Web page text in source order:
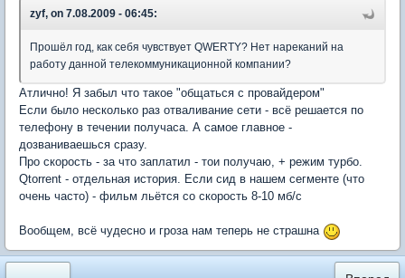
zyf, on 7.08.2009 - 06:45:
Прошёл год, как себя чувствует QWERTY? Нет нареканий на
работу данной телекоммуникационной компании?
Атлично! Я забыл что такое "общаться с провайдером"
Если было несколько раз отваливание сети - всё решается по
телефону в течении получаса. А самое главное -
дозваниваешься сразу.
Про скорость - за что заплатил - тои получаю, + режим турбо.
Qtorrent - отдельная история. Если сид в нашем сегменте (что
очень часто) - фильм льётся со скорость 8-10 мб/с
Вообщем, всё чудесно и гроза нам теперь не страшна